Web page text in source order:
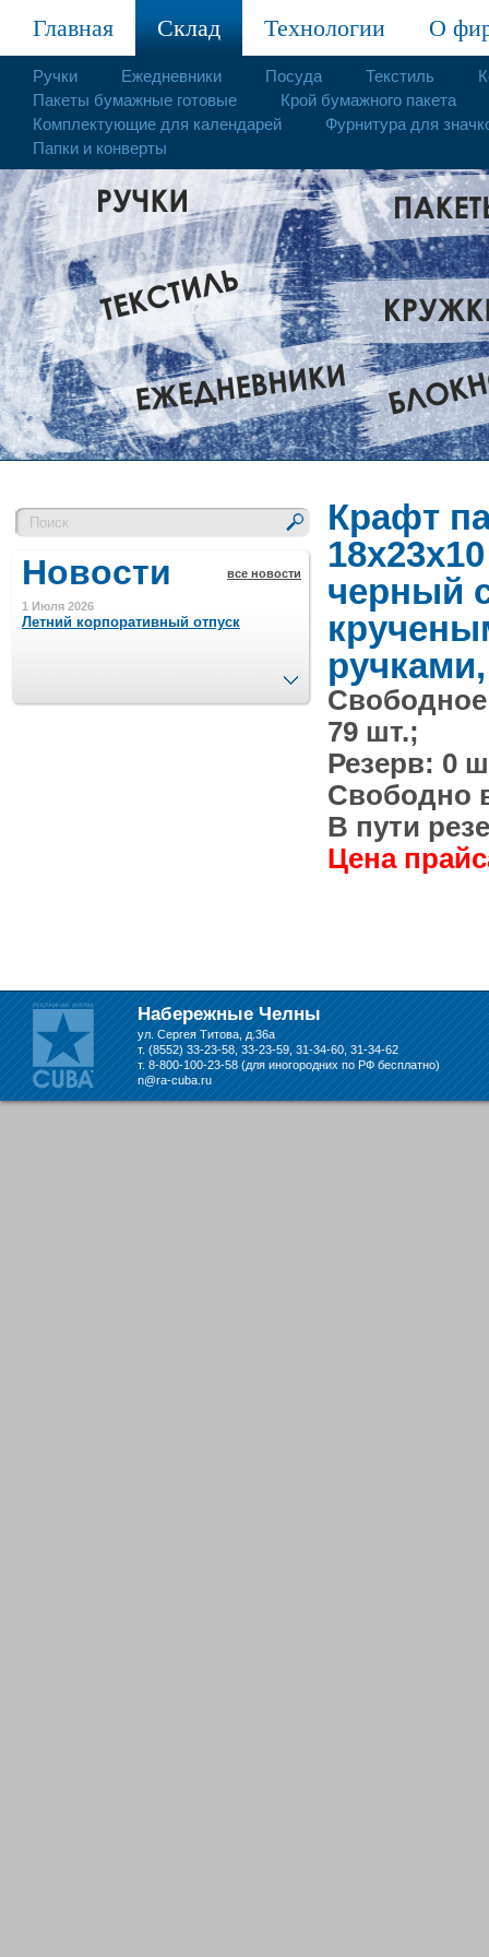
Главная Склад Технологии О
Ручки Ежедневники Посуда Текстиль
Пакеты бумажные готовые
Крой бумажного пакета
Комплектующие для календарей
Фурнитура для
Папки и конверты
Новости все новости
1 Июля 2026
Летний корпоративный отпуск
Минимальная сумма заказа 5000 р.
Набережных Челнах
След.
Крафт
черный
79 шт.;
Резерв: 0
Свободно
В пути
Цена
Набережные Челны
ул. Сергея Титова, д.36а
т. (8552) 33-23-58, 33-23-59, 31-34-60, 31-34-62
т. 8-800-100-23-58 (для иногородних по РФ бесплатно)
n@ra-cuba.ru